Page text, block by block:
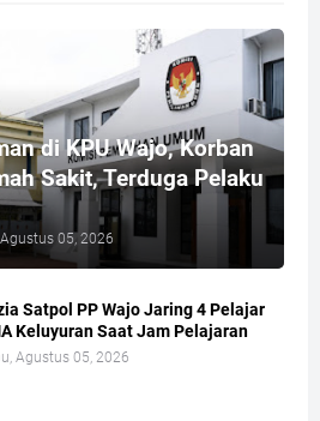
di KPU Wajo, Korban
Sakit, Terduga Pelaku
05, 2026
Satpol PP Wajo Jaring 4 Pelajar
Keluyuran Saat Jam Pelajaran
Agustus 05, 2026